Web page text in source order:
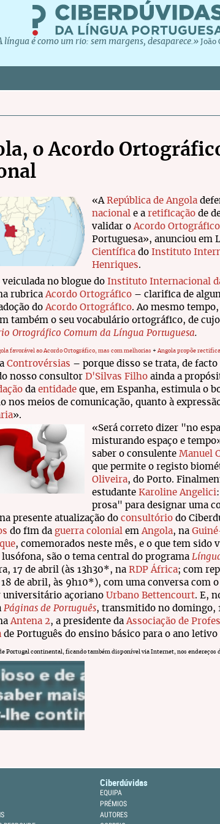
língua é como um rio: sem margens, desaparece.» João
o Acordo
«A República de Angola
nacional e a retificação de
validar oAcordo Ortográfico
Portuguesa», anunciou em
Científica do Instituto
Henriques.
veiculada no blogue do Instituto Internacional
rubricaAcordo Ortográfico – clarifica de
doAcordo Ortográfico. Ao mesmo
também o seu vocabulário ortográfico, de
Ortográfico Comum da Língua Portuguesa.
favorável ao Acordo Ortográfico, mas com melhorias +Angola propõe
Controvérsias – porque disso se trata, de
nosso consultor D'Silvas Filho ainda a
da entidade que, em Espanha, estimula o
nos meios de comunicação, quanto à
».
«Será correto dizer "no
misturando espaço e
saber o consulente Manuel
que permite o registo
Oliveira, do Porto.
estudante Karoline Angelici
prosa" para designar uma
presente atualização do consultório do
do fim da guerra colonial emAngola, na
, comemorados neste mês, e o que tem sido
são o tema central do programa
17 de abril (às 13h30*, na RDP África; com
de abril, às 9h10*), com uma conversa com
universitário açoriano Urbano Bettencourt. E,
Páginas de Português, transmitido no domingo,
Antena 2, a presidente daAssociação de
de Português do ensino básico para o ano
Portugal continental, ficando também disponível via Internet, nos endereços
Ciberdúvidas
EQUIPA
PRÉMIOS
AUTORES